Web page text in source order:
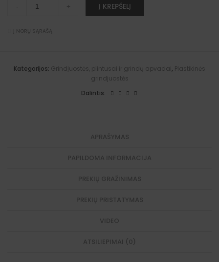
grindjuosčių
(Baltimorės
- + Į KREPŠELĮ
v
Į NORŲ SĄRAŠĄ
Kategorijos: Grindjuostės, plintusai ir grindų apvadai, Plastikinės
grindjuostės
Dalintis:
APRAŠYMAS
PAPILDOMA INFORMACIJA
PREKIŲ GRAŽINIMAS
PREKIŲ PRISTATYMAS
VIDEO
ATSILIEPIMAI (0)